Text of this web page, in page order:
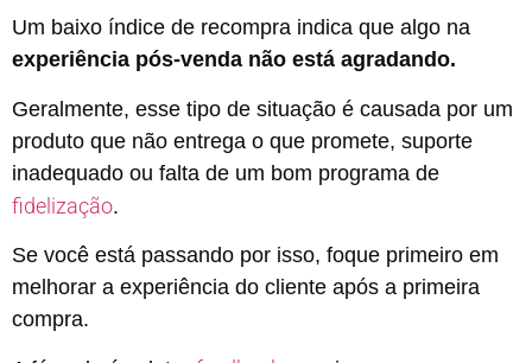
Um baixo índice de recompra indica que algo na
experiência pós-venda não está agradando.
Geralmente, esse tipo de situação é causada por um
produto que não entrega o que promete, suporte
inadequado ou falta de um bom programa de
fidelização.
Se você está passando por isso, foque primeiro em
melhorar a experiência do cliente após a primeira
compra.